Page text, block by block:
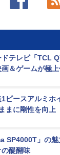
テレビ「TCL
＆ゲームが極
1ピースアルミホ
まに剛性を向上
SP4000T」の
醍醐味